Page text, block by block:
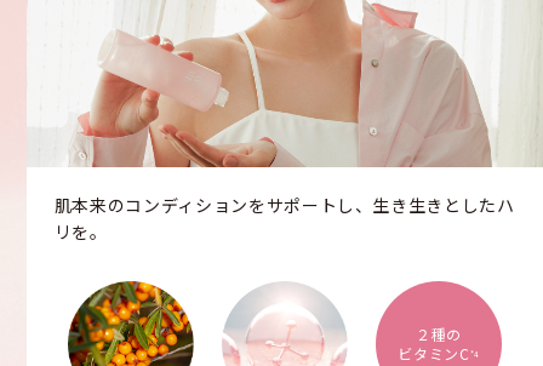
肌本来のコンディションをサポートし、生き生きとしたハ
リを。
２種の
ビタミンC *4